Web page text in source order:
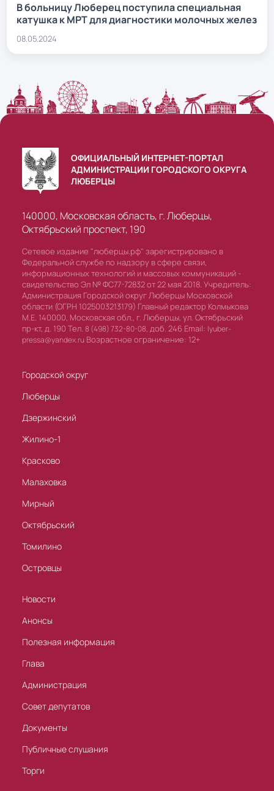
В больницу Люберец поступила специальная
катушка к МРТ для диагностики молочных желез
08.05.2024
ОФИЦИАЛЬНЫЙ ИНТЕРНЕТ-ПОРТАЛ
АДМИНИСТРАЦИИ ГОРОДСКОГО ОКРУГА
ЛЮБЕРЦЫ
140000, Московская область, г. Люберцы,
Октябрьский проспект, 190
Сетевое издание "люберцы.рф" зарегистрировано в
Федеральной службе по надзору в сфере связи,
информационных технологий и массовых коммуникаций -
свидетельство Эл № ФС77-72832 от 22 мая 2018. Учредитель:
Администрация Городской округ Люберцы Московской
области (ОГРН 1025003213179) Главный редактор Колмыкова
М.Е. 140000, Московская обл., г. Люберцы, ул. Октябрьский
пр-кт, д. 190 Тел. 8 (498) 732-80-08, доб. 246 Email: lyuber-
pressa@yandex.ru Возрастное ограничение: 12+
Городской округ
Люберцы
Дзержинский
Жилино-1
Красково
Малаховка
Мирный
Октябрьский
Томилино
Островцы
Новости
Анонсы
Полезная информация
Глава
Администрация
Совет депутатов
Документы
Публичные слушания
Торги